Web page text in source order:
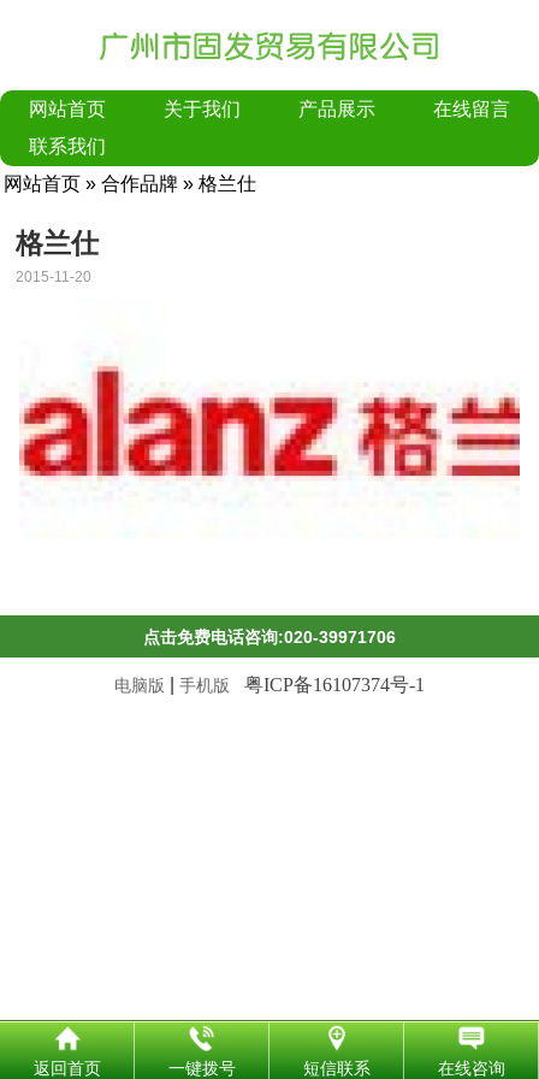
网站首页 关于我们 产品展示
在线留言
联系我们
网站首页 » 合作品牌 » 格兰仕
格兰仕
2015-11-20
点击免费电话咨询:020-39971706
电脑版 手机版 粤ICP备16107374号-1
返回首页 一键拨号 短信联系 在线咨询